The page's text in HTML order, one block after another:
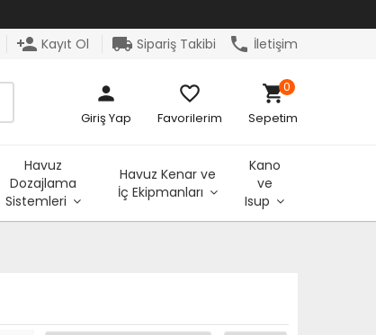
person_add Kayıt Ol local_shipping Sipariş Takibi phone İletişim
person
Giriş Yap
favorite_border
Favorilerim
shopping_cart
Sepetim
0
Havuz
Dozajlama
Sistemleri
Havuz Kenar ve
İç Ekipmanları
Kano
ve
Isup